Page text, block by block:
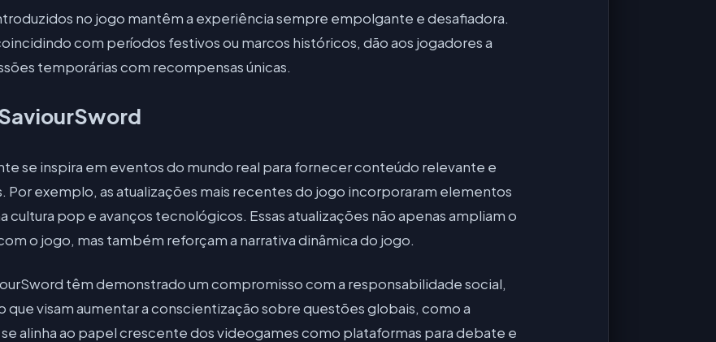
no jogo mantêm a experiência sempre empolgante e desafiadora.
com períodos festivos ou marcos históricos, dão aos jogadores a
temporárias com recompensas únicas.
se inspira em eventos do mundo real para fornecer conteúdo relevante e
Por exemplo, as atualizações mais recentes do jogo incorporaram elementos
cultura pop e avanços tecnológicos. Essas atualizações não apenas ampliam o
o jogo, mas também reforçam a narrativa dinâmica do jogo.
têm demonstrado um compromisso com a responsabilidade social,
visam aumentar a conscientização sobre questões globais, como a
alinha ao papel crescente dos videogames como plataformas para debate e